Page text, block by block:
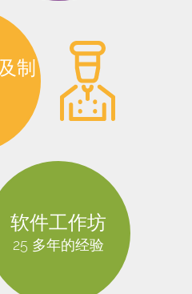
制
软件工作坊
25 多年的经验